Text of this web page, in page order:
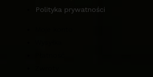
Polityka prywatności